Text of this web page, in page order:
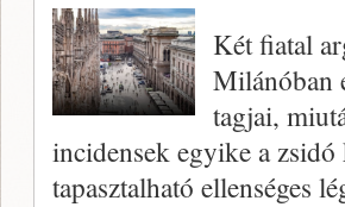
Két fiatal
Milánóban
tagjai,
incidensek egyike a zsidó
tapasztalható ellenséges